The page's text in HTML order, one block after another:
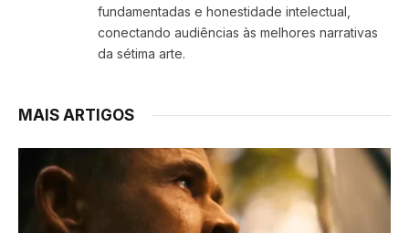
fundamentadas e honestidade intelectual,
conectando audiências às melhores narrativas
da sétima arte.
MAIS ARTIGOS